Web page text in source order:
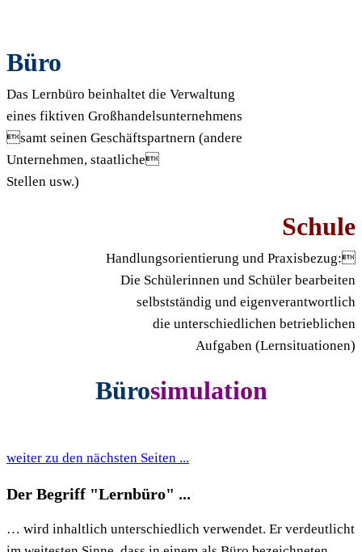
Büro
Das Lernbüro beinhaltet die Verwaltung
eines fiktiven Großhandelsunternehmens
samt seinen Geschäftspartnern (andere
Unternehmen, staatliche
Stellen usw.)
Schule
Handlungsorientierung und Praxisbezug:
Die Schülerinnen und Schüler bearbeiten
selbstständig und eigenverantwortlich
die unterschiedlichen betrieblichen
Aufgaben (Lernsituationen)
Bürosimulation
weiter zu den nächsten Seiten ...
Der Begriff "Lernbüro" ...
… wird inhaltlich unterschiedlich verwendet. Er verdeutlicht